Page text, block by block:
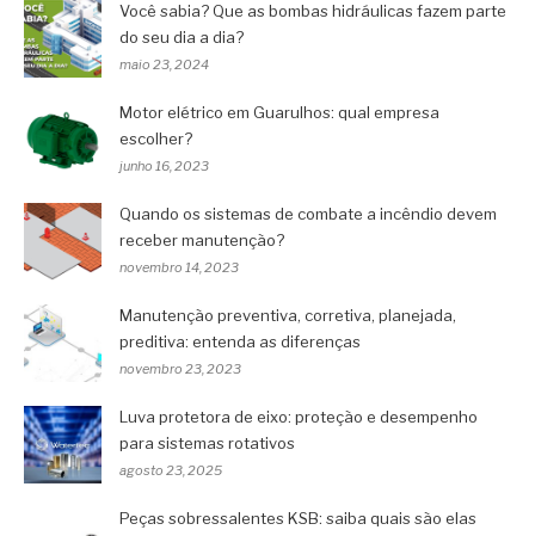
Você sabia? Que as bombas hidráulicas fazem parte
do seu dia a dia?
maio 23, 2024
Motor elétrico em Guarulhos: qual empresa
escolher?
junho 16, 2023
Quando os sistemas de combate a incêndio devem
receber manutenção?
novembro 14, 2023
Manutenção preventiva, corretiva, planejada,
preditiva: entenda as diferenças
novembro 23, 2023
Luva protetora de eixo: proteção e desempenho
para sistemas rotativos
agosto 23, 2025
Peças sobressalentes KSB: saiba quais são elas